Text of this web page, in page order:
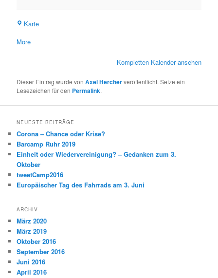
KarteMVG
Moreabout
Kompletten Kalender ansehen
Dieser Eintrag wurde vonAxel Hercherveröffentlicht. Setze ein
Lesezeichen für den Permalink.
NEUESTE BEITRÄGE
Corona – Chance oder Krise?
Barcamp Ruhr 2019
Einheit oder Wiedervereinigung? – Gedanken zum 3.
Oktober
tweetCamp2016
Europäischer Tag des Fahrrads am 3. Juni
ARCHIV
März 2020
März 2019
Oktober 2016
September 2016
Juni 2016
April 2016